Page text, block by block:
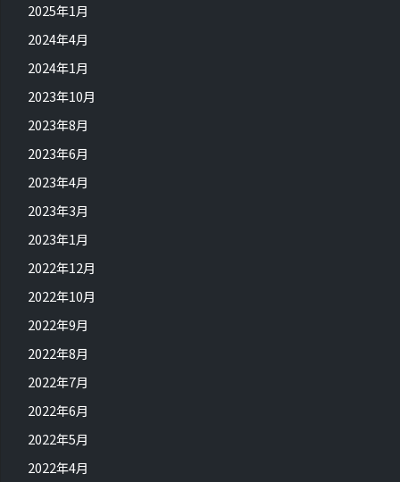
2025年1月
2024年4月
2024年1月
2023年10月
2023年8月
2023年6月
2023年4月
2023年3月
2023年1月
2022年12月
2022年10月
2022年9月
2022年8月
2022年7月
2022年6月
2022年5月
2022年4月